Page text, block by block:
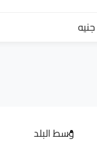
وسط البلد